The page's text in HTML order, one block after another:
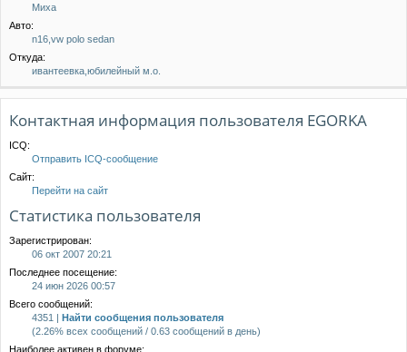
Миха
Авто:
n16,vw polo sedan
Откуда:
ивантеевка,юбилейный м.о.
Контактная информация пользователя EGORKA
ICQ:
Отправить ICQ-сообщение
Сайт:
Перейти на сайт
Статистика пользователя
Зарегистрирован:
06 окт 2007 20:21
Последнее посещение:
24 июн 2026 00:57
Всего сообщений:
4351 | Найти сообщения пользователя
(2.26% всех сообщений / 0.63 сообщений в день)
Наиболее активен в форуме: